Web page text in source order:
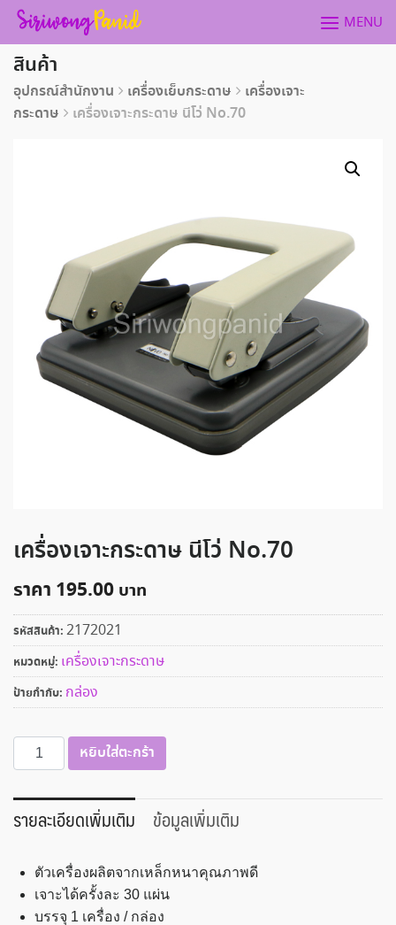
Skip
content
MENU
สินค้า
อุปกรณ์สำนักงาน เครื่องเย็บกระดาษ
เครื่องเจาะ
กระดาษ
เครื่องเจาะกระดาษ นีโว่ No.70
เครื่องเจาะกระดาษ นีโว่ No.70
ราคา 195.00
รหัสสินค้า: 2172021
หมวดหมู่: เครื่องเจาะกระดาษ
ป้ายกำกับ: กล่อง
จำนวน
เครื่อง
กระดาษ
นี
No.70
ชิ้น
หยิบใส่ตะกร้า
รายละเอียดเพิ่มเติม ข้อมูลเพิ่มเติม
ตัวเครื่องผลิตจากเหล็กหนาคุณภาพดี
เจาะได้ครั้งละ 30 แผ่น
บรรจุ 1 เครื่อง / กล่อง